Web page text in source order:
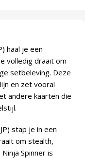
haal je een
volledig draait om
setbeleving. Deze
en zet vooral
andere kaarten die
stap je in een
om stealth,
Spinner is